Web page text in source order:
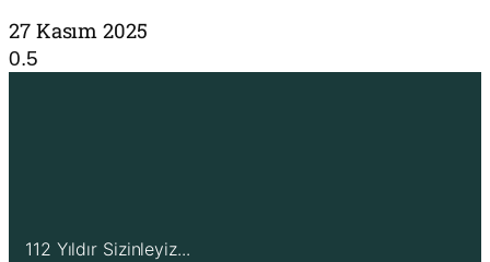
27 Kasım 2025
112 Yıldır Sizinleyiz...